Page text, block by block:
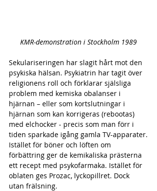
KMR-demonstration i Stockholm 1989
Sekulariseringen har slagit hårt mot den
psykiska hälsan. Psykiatrin har tagit över
religionens roll och förklarar själsliga
problem med kemiska obalanser i
hjärnan – eller som kortslutningar i
hjärnan som kan korrigeras (rebootas)
med elchocker - precis som man förr i
tiden sparkade igång gamla TV-apparater.
Istället för böner och löften om
förbättring ger de kemikaliska prästerna
ett recept med psykofarmaka. Istället för
oblaten ges Prozac, lyckopillret. Dock
utan frälsning.